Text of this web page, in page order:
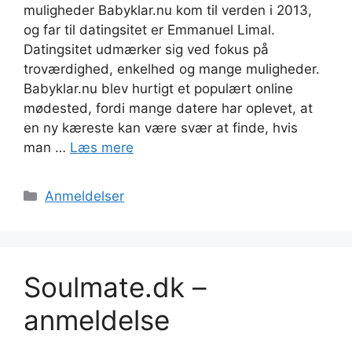
muligheder Babyklar.nu kom til verden i 2013,
og far til datingsitet er Emmanuel Limal.
Datingsitet udmærker sig ved fokus på
troværdighed, enkelhed og mange muligheder.
Babyklar.nu blev hurtigt et populært online
mødested, fordi mange datere har oplevet, at
en ny kæreste kan være svær at finde, hvis
man … Læs mere
Kategorier
Anmeldelser
Soulmate.dk –
anmeldelse